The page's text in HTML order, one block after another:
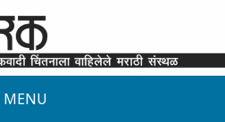
MENU